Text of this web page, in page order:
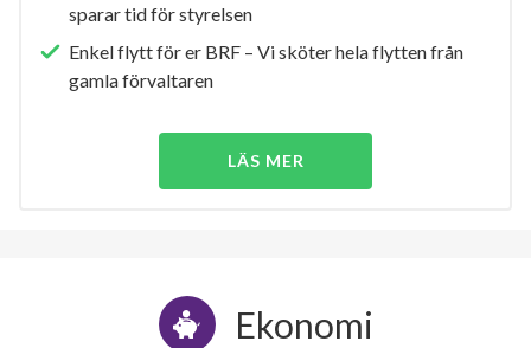
sparar tid för styrelsen
Enkel flytt för er BRF – Vi sköter hela flytten från
gamla förvaltaren
LÄS MER
Ekonomi